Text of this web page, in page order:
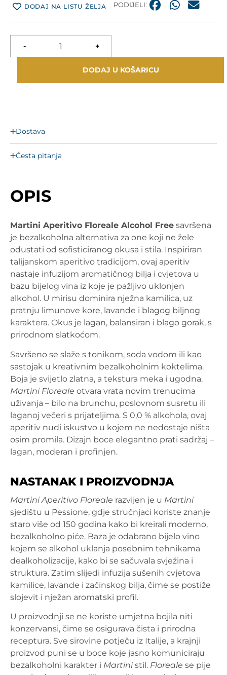
DODAJ NA LISTU ŽELJA PODIJELI:
- +
DODAJ U KOŠARICU
Dostava
Česta pitanja
OPIS
Martini Aperitivo Floreale Alcohol Free savršena
je bezalkoholna alternativa za one koji ne žele
odustati od sofisticiranog okusa i stila. Inspiriran
talijanskom aperitivo tradicijom, ovaj aperitiv
nastaje infuzijom aromatičnog bilja i cvjetova u
bazu bijelog vina iz koje je pažljivo uklonjen
alkohol. U mirisu dominira nježna kamilica, uz
pratnju limunove kore, lavande i blagog biljnog
karaktera. Okus je lagan, balansiran i blago gorak, s
prirodnom slatkoćom.
Savršeno se slaže s tonikom, soda vodom ili kao
sastojak u kreativnim bezalkoholnim koktelima.
Boja je svijetlo zlatna, a tekstura meka i ugodna.
Martini Floreale otvara vrata novim trenucima
uživanja – bilo na brunchu, poslovnom susretu ili
laganoj večeri s prijateljima. S 0,0 % alkohola, ovaj
aperitiv nudi iskustvo u kojem ne nedostaje ništa
osim promila. Dizajn boce elegantno prati sadržaj –
lagan, moderan i profinjen.
NASTANAK I PROIZVODNJA
Martini Aperitivo Floreale razvijen je u Martini
sjedištu u Pessione, gdje stručnjaci koriste znanje
staro više od 150 godina kako bi kreirali moderno,
bezalkoholno piće. Baza je odabrano bijelo vino
kojem se alkohol uklanja posebnim tehnikama
dealkoholizacije, kako bi se sačuvala svježina i
struktura. Zatim slijedi infuzija sušenih cvjetova
kamilice, lavande i začinskog bilja, čime se postiže
slojevit i nježan aromatski profil.
U proizvodnji se ne koriste umjetna bojila niti
konzervansi, čime se osigurava čista i prirodna
receptura. Sve sirovine potječu iz Italije, a krajnji
proizvod puni se u boce koje jasno komuniciraju
bezalkoholni karakter i Martinistil. Floreale se pije